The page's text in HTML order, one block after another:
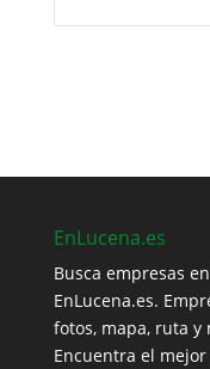
EnLucena.es
Busca empresas
EnLucena.es.
fotos, mapa, ruta y
Encuentra el